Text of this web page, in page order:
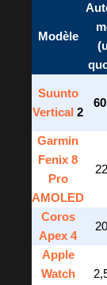
Modèle
Suunto
Vertical 2
Garmin
Fenix 8
Pro
AMOLED
Coros
Apex 4
Apple
Watch